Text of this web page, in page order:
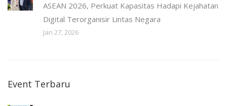
ASEAN 2026, Perkuat Kapasitas Hadapi Kejahatan
Digital Terorganisir Lintas Negara
Jan 27, 2026
Event Terbaru